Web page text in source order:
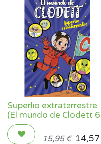
Superlío extraterrestre
(El mundo de Clodett
15,95€ 14,57